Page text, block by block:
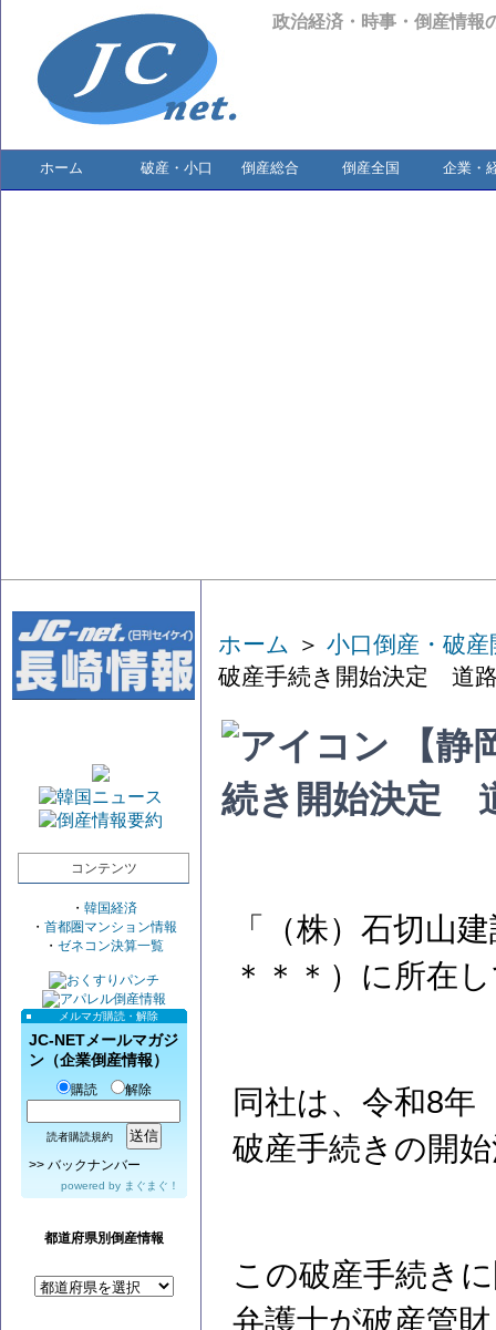
政治経済・時事・倒産情報
ホーム 破産・小口 倒産総合 倒産全国 企業・
コンテンツ
・ 韓国経済
・ 首都圏マンション情報
・ ゼネコン決算一覧
メルマガ購読・解除
JC-NETメールマガジ
ン（企業倒産情報）
購読 解除
読者購読規約
>> バックナンバー
powered by まぐまぐ！
都道府県別倒産情報
ホーム ＞ 小口倒産・破産
破産手続き開始決定 道
【静
続き開始決定
「（株）石切山
＊＊＊）に所在
同社は、令和8年
破産手続きの開
この破産手続き
弁護士が破産管